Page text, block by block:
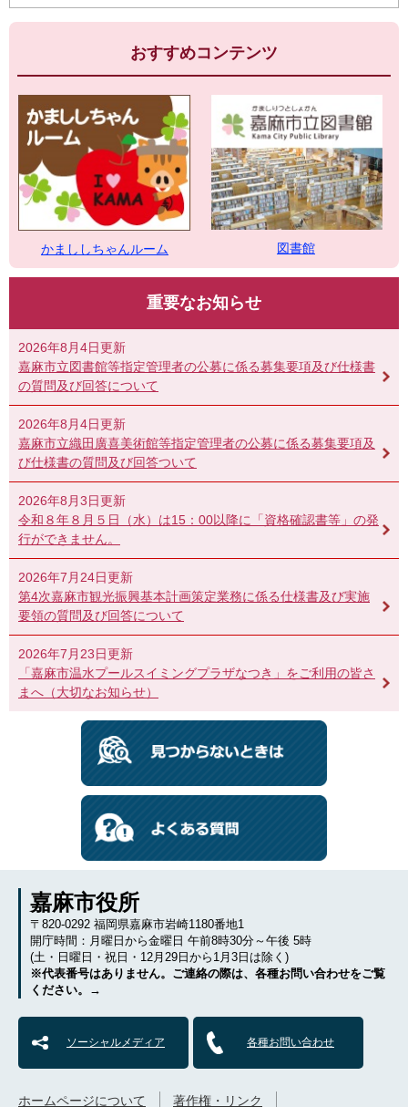
おすすめコンテンツ
かまししちゃんルーム 図書館
重要なお知らせ
2026年8月4日更新
嘉麻市立図書館等指定管理者の公募に係る募集要項及び仕様書
の質問及び回答について
2026年8月4日更新
嘉麻市立織田廣喜美術館等指定管理者の公募に係る募集要項及
び仕様書の質問及び回答ついて
2026年8月3日更新
令和８年８月５日（水）は15：00以降に「資格確認書等」の発
行ができません。
2026年7月24日更新
第4次嘉麻市観光振興基本計画策定業務に係る仕様書及び実施
要領の質問及び回答について
2026年7月23日更新
「嘉麻市温水プールスイミングプラザなつき」をご利用の皆さ
まへ（大切なお知らせ）
嘉麻市役所
〒820-0292 福岡県嘉麻市岩崎1180番地1
開庁時間：月曜日から金曜日 午前8時30分～午後 5時
(土・日曜日・祝日・12月29日から1月3日は除く)
※代表番号はありません。ご連絡の際は、各種お問い合わせをご覧
ください。→
ソーシャルメディア 各種お問い合わせ
ホームページについて 著作権・リンク